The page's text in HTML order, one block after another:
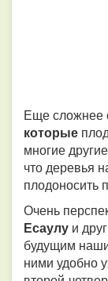
Еще сложнее
которые
многие
что деревья
плодоносить
Очень
Есаулу и
будущим
ними удобно